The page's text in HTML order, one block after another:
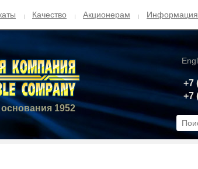
Качество Акционерам Информация
+7
+7
основания 1952